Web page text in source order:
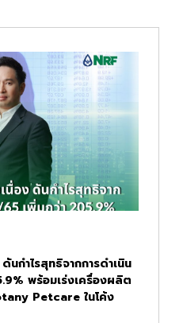
กำไรสุทธิจากการดำเนิน
พร้อมเร่งเครื่องผลิต
Petcare ในโค้ง